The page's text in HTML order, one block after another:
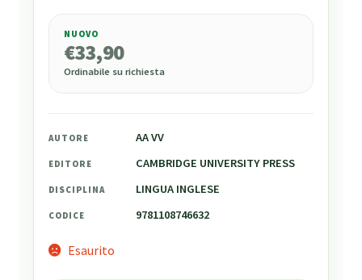
33,90
NUOVO
€33,90
Ordinabile su richiesta
AUTORE AA VV
EDITORE CAMBRIDGE UNIVERSITY PRESS
DISCIPLINA LINGUA INGLESE
CODICE 9781108746632
Esaurito